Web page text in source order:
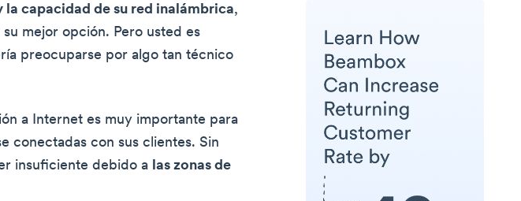
capacidad de su red inalámbrica,
mejor opción. Pero usted es
preocuparse por algo tan técnico
a Internet es muy importante para
conectadas con sus clientes. Sin
insuficiente debido a las zonas de